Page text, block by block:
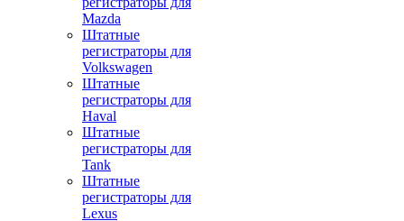
Mazda
Штатные
регистраторы для
Volkswagen
Штатные
регистраторы для
Haval
Штатные
регистраторы для
Tank
Штатные
регистраторы для
Lexus